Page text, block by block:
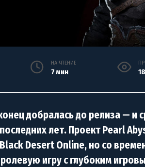
НА ЧТЕНИЕ
7 мин
добралась до релиза — и
лет. Проект Pearl
Desert Online, но со
игру с глубоким